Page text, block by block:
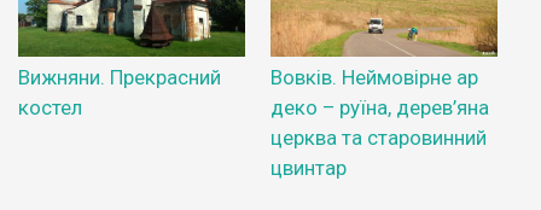
Вижняни. Прекрасний
костел
Вовків. Неймовірне ар
деко – руїна, дерев’яна
церква та старовинний
цвинтар